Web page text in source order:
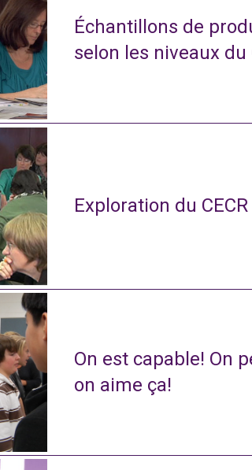
Échantillons de
selon les niveaux du
Exploration du CECR
On est capable! On
on aime ça!